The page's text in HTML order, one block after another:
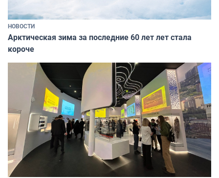
НОВОСТИ
Арктическая зима за последние 60 лет лет стала
короче